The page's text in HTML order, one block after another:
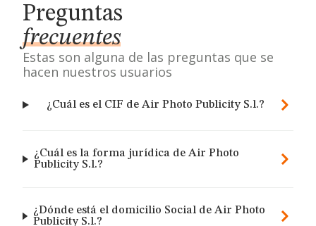
Preguntas
frecuentes
Estas son alguna de las preguntas que se
hacen nuestros usuarios
¿Cuál es el CIF de Air Photo Publicity S.l.?
¿Cuál es la forma jurídica de Air Photo
Publicity S.l.?
¿Dónde está el domicilio Social de Air Photo
Publicity S.l.?